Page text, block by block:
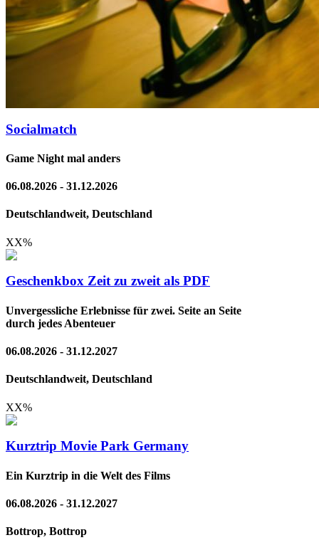
Socialmatch
Game Night mal anders
06.08.2026 - 31.12.2026
Deutschlandweit, Deutschland
XX%
Geschenkbox Zeit zu zweit als PDF
Unvergessliche Erlebnisse für zwei. Seite an Seite
durch jedes Abenteuer
06.08.2026 - 31.12.2027
Deutschlandweit, Deutschland
XX%
Kurztrip Movie Park Germany
Ein Kurztrip in die Welt des Films
06.08.2026 - 31.12.2027
Bottrop, Bottrop